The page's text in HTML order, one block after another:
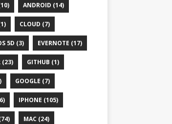
ANDROID (14)
CLOUD (7)
5D (3) EVERNOTE (17)
(23) GITHUB (1)
GOOGLE (7)
IPHONE (105)
MAC (24)